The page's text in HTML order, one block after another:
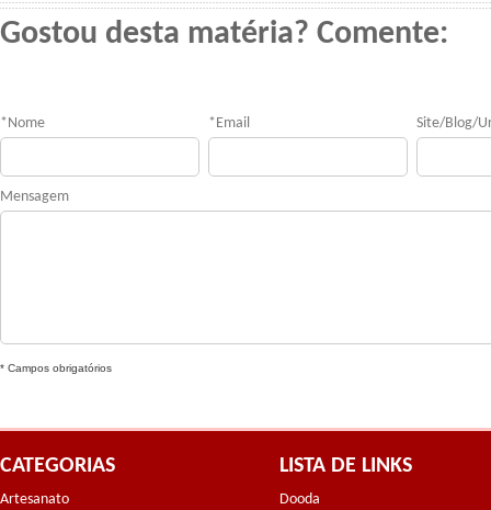
Gostou desta matéria? Comente:
* Nome * Email Site/Blog/
Mensagem
* Campos obrigatórios
CATEGORIAS
Artesanato
LISTA DE LINKS
Dooda